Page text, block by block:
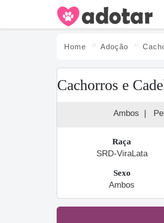
Home Adoção
Cachorros e
Ambos |
Raça
SRD-ViraLata
Sexo
Ambos